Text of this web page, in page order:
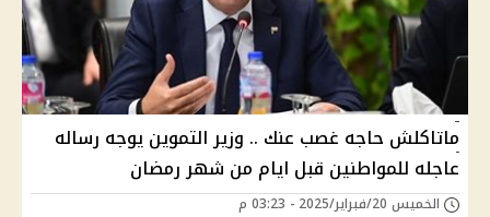
ماتاكلش حاجه غصب عنك .. وزير التموين يوجه رساله
عاجله للمواطنين قبل ايام من شهر رمضان
الخميس 20/فبراير/2025 - 03:23 م